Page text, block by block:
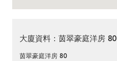
大廈資料：茵翠豪庭洋房 80
茵翠豪庭洋房 80